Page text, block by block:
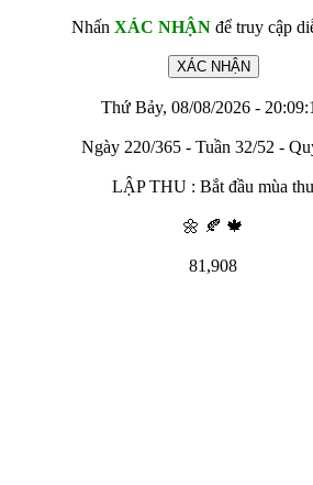
Nhấn XÁC NHẬNđể truy cập
Thứ Bảy, 08/08/2026 -
Ngày 220/365 - Tuần 32/52 -
LẬP THU : Bắt đầu mùa thu
🌼 🍂 🍁
81,908